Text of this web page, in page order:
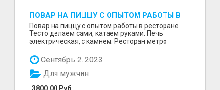
ПОВАР НА ПИЦЦУ С ОПЫТОМ РАБОТЫ В
РЕСТОРАНЕ
Повар на пиццу с опытом работы в ресторане
Тесто делаем сами, катаем руками. Печь
электрическая, с камнем. Ресторан метро
Сентябрь 2, 2023
3800.00 Руб
Для мужчин